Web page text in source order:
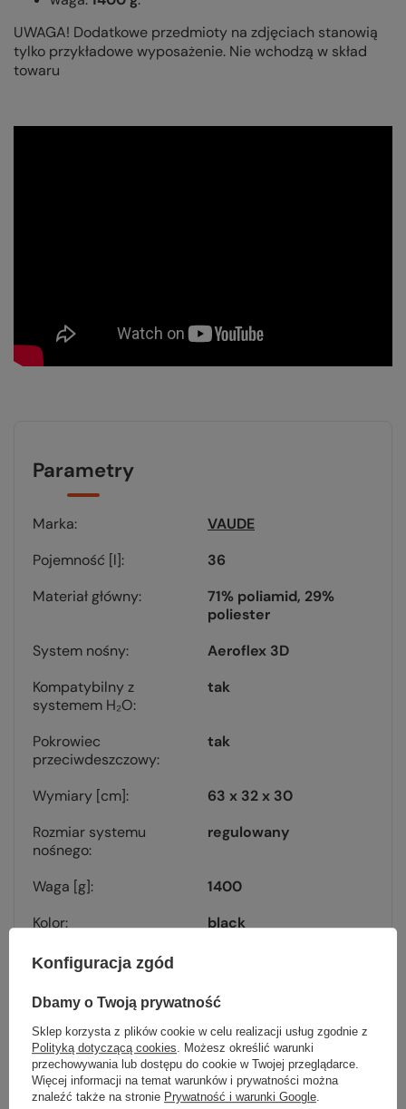
UWAGA! Dodatkowe przedmioty na zdjęciach stanowią
tylko przykładowe wyposażenie. Nie wchodzą w skład
towaru
Parametry
Marka
VAUDE
Pojemność [l]
36
Materiał główny
71% poliamid, 29%
poliester
System nośny
Aeroflex 3D
Kompatybilny z
systemem H₂O
tak
Pokrowiec
przeciwdeszczowy
tak
Wymiary [cm]
63 x 32 x 30
Rozmiar systemu
nośnego
regulowany
Waga [g]
1400
Kolor
black
Sprawdź
czy masz wszystko
Konfiguracja zgód
Dbamy o Twoją prywatność
Sklep korzysta z plików cookie w celu realizacji usług zgodnie z
Polityką dotyczącą cookies . Możesz określić warunki
przechowywania lub dostępu do cookie w Twojej przeglądarce.
Więcej informacji na temat warunków i prywatności można
znaleźć także na stronie Prywatność i warunki Google